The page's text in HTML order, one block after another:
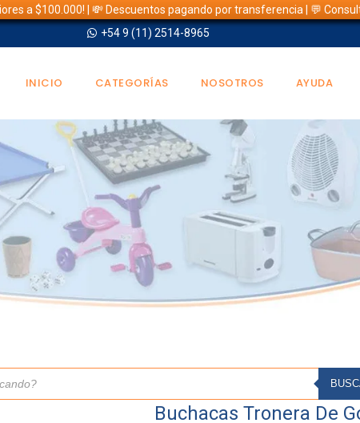
a $100.000! | 💸 Descuentos pagando por transferencia | 💬
+54 9 (11) 2514-8965
INICIO CATEGORÍAS NOSOTROS AYUDA
TIENDA
Buchacas Tronera De